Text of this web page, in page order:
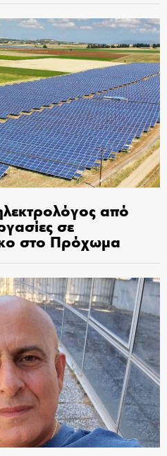
από
σε
στο Πρόχωμα